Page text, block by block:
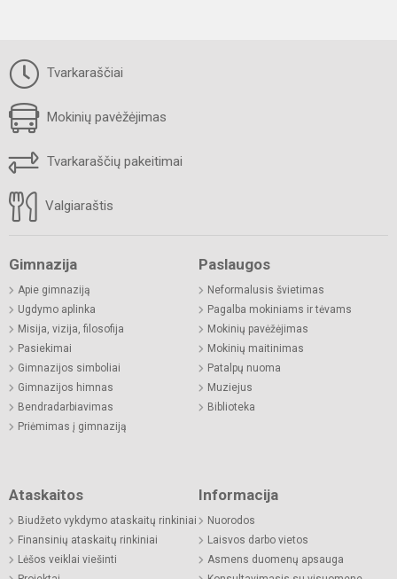
Tvarkaraščiai
Mokinių pavėžėjimas
Tvarkaraščių pakeitimai
Valgiaraštis
Gimnazija
Apie gimnaziją
Ugdymo aplinka
Misija, vizija, filosofija
Pasiekimai
Gimnazijos simboliai
Gimnazijos himnas
Bendradarbiavimas
Priėmimas į gimnaziją
Paslaugos
Neformalusis švietimas
Pagalba mokiniams ir tėvams
Mokinių pavėžėjimas
Mokinių maitinimas
Patalpų nuoma
Muziejus
Biblioteka
Ataskaitos
Biudžeto vykdymo ataskaitų rinkiniai
Finansinių ataskaitų rinkiniai
Lėšos veiklai viešinti
Informacija
Nuorodos
Laisvos darbo vietos
Asmens duomenų apsauga